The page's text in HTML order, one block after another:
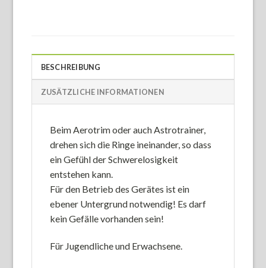
BESCHREIBUNG
ZUSÄTZLICHE INFORMATIONEN
Beim Aerotrim oder auch Astrotrainer,
drehen sich die Ringe ineinander, so dass
ein Gefühl der Schwerelosigkeit
entstehen kann.
Für den Betrieb des Gerätes ist ein
ebener Untergrund notwendig! Es darf
kein Gefälle vorhanden sein!
Für Jugendliche und Erwachsene.